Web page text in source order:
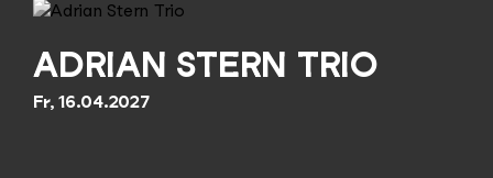
ADRIAN STERN TRIO
Fr, 16.04.2027